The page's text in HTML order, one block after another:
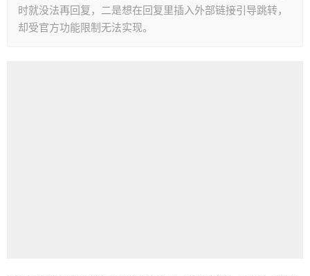
时就没法再回复，二是想在回复里插入外部链接引导跳转，
却受官方功能限制无法实现。